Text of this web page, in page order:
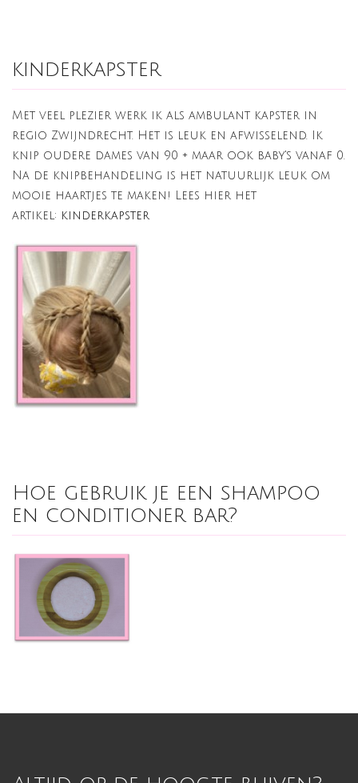
kinderkapster
Met veel plezier werk ik als ambulant kapster in
regio Zwijndrecht. Het is leuk en afwisselend. Ik
knip oudere dames van 90 + maar ook baby's vanaf 0.
Na de knipbehandeling is het natuurlijk leuk om
mooie haartjes te maken! Lees hier het
artikel: kinderkapster
Hoe gebruik je een shampoo
en conditioner bar?